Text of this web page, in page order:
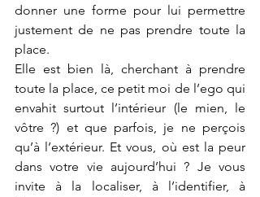
donner une forme pour lui permettre
justement de ne pas prendre toute la
place.
Elle est bien là, cherchant à prendre
toute la place, ce petit moi de l’ego qui
envahit surtout l’intérieur (le mien, le
vôtre ?) et que parfois, je ne perçois
qu’à l’extérieur. Et vous, où est la peur
dans votre vie aujourd’hui ? Je vous
invite à la localiser, à l’identifier, à